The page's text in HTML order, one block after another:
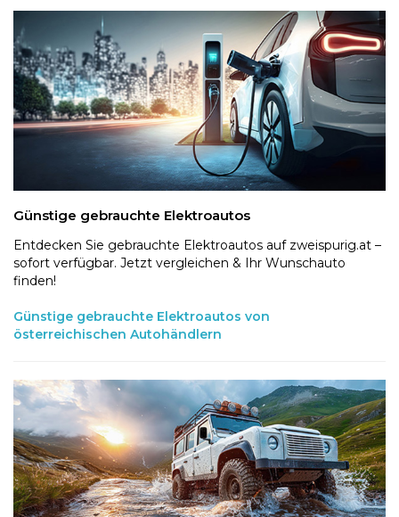
Günstige gebrauchte Elektroautos
Entdecken Sie gebrauchte Elektroautos auf zweispurig.at –
sofort verfügbar. Jetzt vergleichen & Ihr Wunschauto
finden!
Günstige gebrauchte Elektroautos von
österreichischen Autohändlern